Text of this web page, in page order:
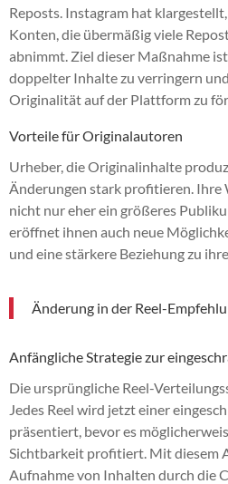
Reposts. Instagram hat
Konten, die übermäßig viele
abnimmt. Ziel dieser Maßnahme
doppelter Inhalte zu verringern
Originalität auf der Plattform zu
Vorteile für Originalautoren
Urheber, die Originalinhalte
Änderungen stark profitieren. Ihre
nicht nur eher ein größeres
eröffnet ihnen auch neue
und eine stärkere Beziehung zu
Änderung in der Reel-
Anfängliche Strategie zur
Die ursprüngliche Reel-
Jedes Reel wird jetzt einer
präsentiert, bevor es
Sichtbarkeit profitiert. Mit diesem
Aufnahme von Inhalten durch die